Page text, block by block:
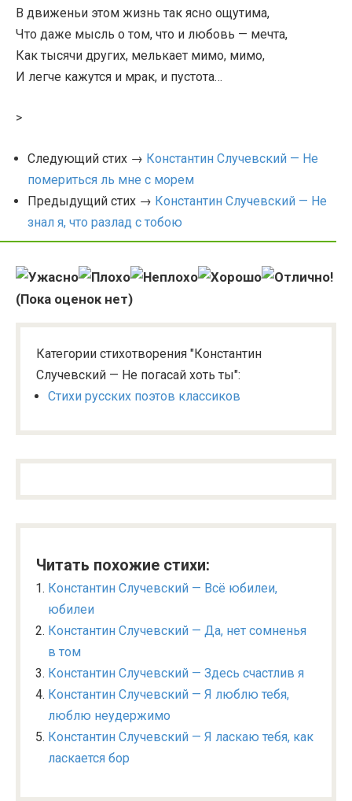
В движеньи этом жизнь так ясно ощутима,
Что даже мысль о том, что и любовь — мечта,
Как тысячи других, мелькает мимо, мимо,
И легче кажутся и мрак, и пустота…
>
Следующий стих → Константин Случевский — Не
помериться ль мне с морем
Предыдущий стих → Константин Случевский — Не
знал я, что разлад с тобою
(Пока оценок нет)
Категории стихотворения "Константин
Случевский — Не погасай хоть ты":
Стихи русских поэтов классиков
Читать похожие стихи:
Константин Случевский — Всё юбилеи,
юбилеи
Константин Случевский — Да, нет сомненья
в том
Константин Случевский — Здесь счастлив я
Константин Случевский — Я люблю тебя,
люблю неудержимо
Константин Случевский — Я ласкаю тебя, как
ласкается бор